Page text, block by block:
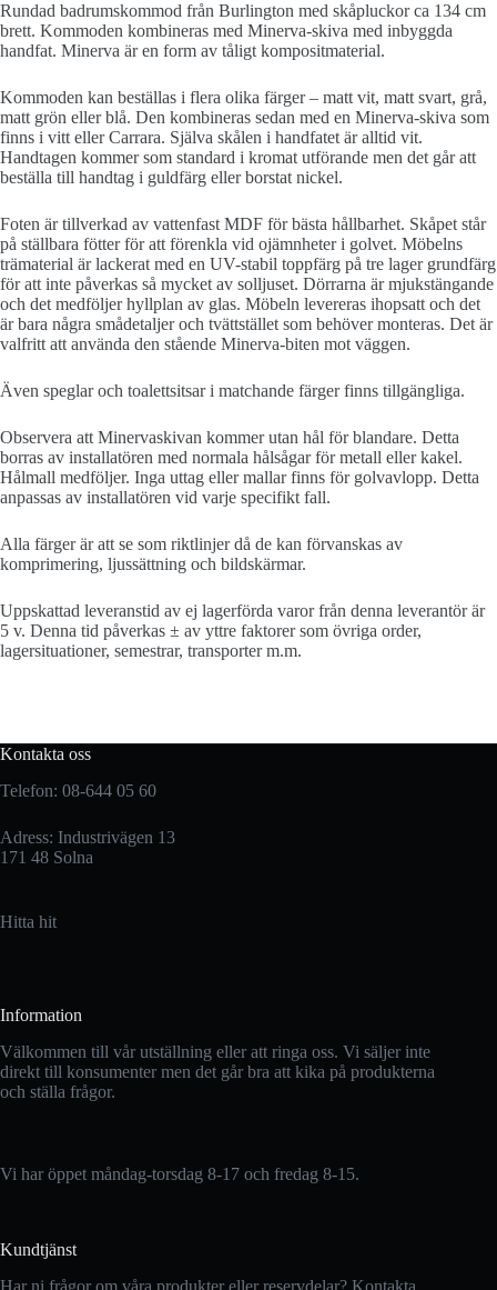
Rundad badrumskommod från Burlington med skåpluckor ca 134 cm
brett. Kommoden kombineras med Minerva-skiva med inbyggda
handfat. Minerva är en form av tåligt kompositmaterial.
Kommoden kan beställas i flera olika färger – matt vit, matt svart, grå,
matt grön eller blå. Den kombineras sedan med en Minerva-skiva som
finns i vitt eller Carrara. Själva skålen i handfatet är alltid vit.
Handtagen kommer som standard i kromat utförande men det går att
beställa till handtag i guldfärg eller borstat nickel.
Foten är tillverkad av vattenfast MDF för bästa hållbarhet. Skåpet står
på ställbara fötter för att förenkla vid ojämnheter i golvet. Möbelns
trämaterial är lackerat med en UV-stabil toppfärg på tre lager grundfärg
för att inte påverkas så mycket av solljuset. Dörrarna är mjukstängande
och det medföljer hyllplan av glas. Möbeln levereras ihopsatt och det
är bara några smådetaljer och tvättstället som behöver monteras. Det är
valfritt att använda den stående Minerva-biten mot väggen.
Även speglar och toalettsitsar i matchande färger finns tillgängliga.
Observera att Minervaskivan kommer utan hål för blandare. Detta
borras av installatören med normala hålsågar för metall eller kakel.
Hålmall medföljer. Inga uttag eller mallar finns för golvavlopp. Detta
anpassas av installatören vid varje specifikt fall.
Alla färger är att se som riktlinjer då de kan förvanskas av
komprimering, ljussättning och bildskärmar.
Uppskattad leveranstid av ej lagerförda varor från denna leverantör är
5 v. Denna tid påverkas ± av yttre faktorer som övriga order,
lagersituationer, semestrar, transporter m.m.
Kontakta oss
Telefon: 08-644 05 60
Adress: Industrivägen 13
171 48 Solna
Hitta hit
Information
Välkommen till vår utställning eller att ringa oss. Vi säljer inte
direkt till konsumenter men det går bra att kika på produkterna
och ställa frågor.
Vi har öppet måndag-torsdag 8-17 och fredag 8-15.
Kundtjänst
Har ni frågor om våra produkter eller reservdelar? Kontakta